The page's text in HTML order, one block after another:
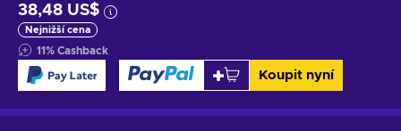
38,48 US$
Nejnižší cena
11% Cashback
Koupit nyní